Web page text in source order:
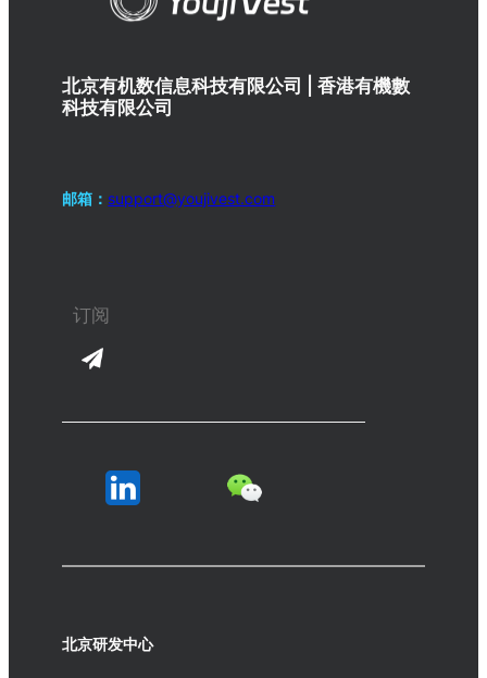
北京有机数信息科技有限公司 | 香港有機數
科技有限公司
邮箱： support@youjivest.com
北京研发中心